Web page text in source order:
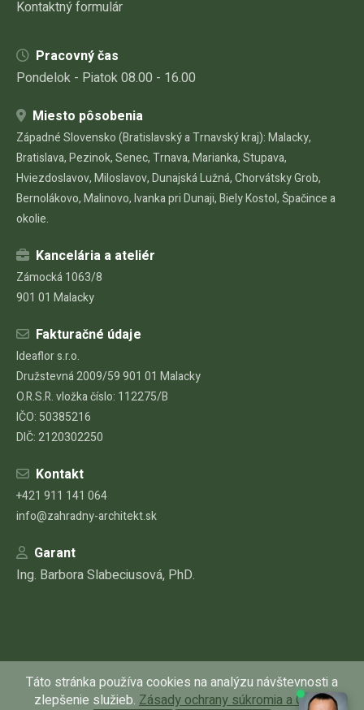
Táto stránka používa cookies na analýzu návštevnosti a
zlepšenie služieb. Zásady ochrany súkromia a GDPR
Kontaktný formulár
Pracovný čas
Pondelok - Piatok 08.00 - 16.00
Miesto pôsobenia
Západné Slovensko (Bratislavský a Trnavský kraj): Malacky,
Bratislava, Pezinok, Senec, Trnava, Marianka, Stupava,
Hviezdoslavov, Miloslavov, Dunajská Lužná, Chorvátsky Grob,
Bernolákovo, Malinovo, Ivanka pri Dunaji, Biely Kostol, Špačince a
okolie.
Kancelária a ateliér
Zámocká 1063/8
901 01 Malacky
Fakturačné údaje
Ideaflor s.r.o.
Družstevná 2009/59 901 01 Malacky
O.R.S.R. vložka číslo: 112275/B
IČO: 50385216
DIČ: 2120302250
Kontakt
+421 911 141 064
info@zahradny-architekt.sk
Garant
Ing. Barbora Slabeciusová, PhD.
© Copyright 2026 – Všetky práva vyhradené